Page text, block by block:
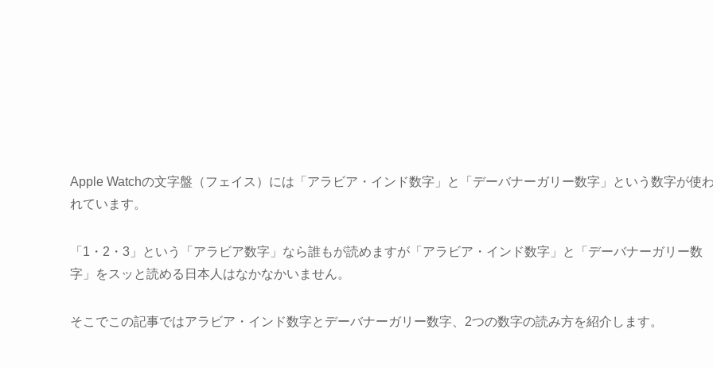
Apple Watchの文字盤（フェイス）には「アラビア・インド数字」と「デーバナーガリー数字」という数字が使
れています。
「1・2・3」という「アラビア数字」なら誰もが読めますが「アラビア・インド数字」と「デーバナーガリー数
字」をスッと読める日本人はなかなかいません。
そこでこの記事ではアラビア・インド数字とデーバナーガリー数字、2つの数字の読み方を紹介します。